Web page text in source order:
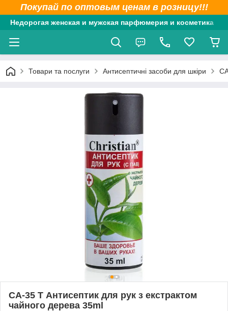
Покупай по оптовым ценам в розницу!!!
Недорогая женская и мужская парфюмерия и косметика
Товари та послуги Антисептичні засоби для шкіри
CA-35 T Антисептик для рук з екстрактом
чайного дерева 35ml